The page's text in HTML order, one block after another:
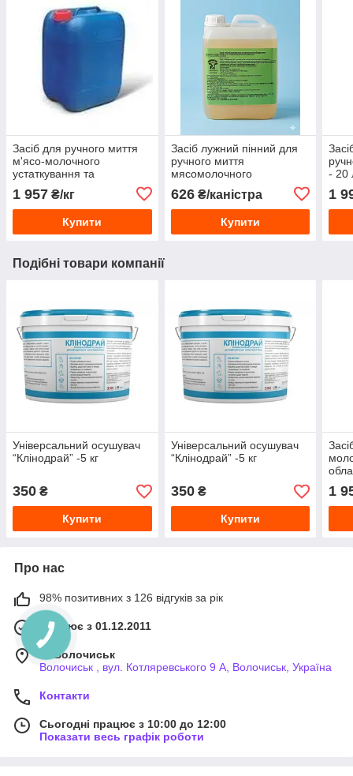
Засіб для ручного миття
м'ясо-молочного
устаткування та
1 957 ₴/кг
Купити
Засіб лужний пінний для
ручного миття
мясомолочного
626₴/каністра
Купити
- 20
1
Подібні товари компанії
Універсальний осушувач
“Клінодрай” -5 кг
350 ₴
Купити
Універсальний осушувач
“Клінодрай” -5 кг
350₴
Купити
1
Про нас
98% позитивних з 126 відгуків за рік
Працює з 01.12.2011
м. Волочиськ
Волочиськ , вул. Котляревського 9 А, Волочиськ, Україна
Контакти
Сьогодні працює з 10:00 до 12:00
Показати весь графік роботи